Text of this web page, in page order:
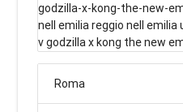
godzilla-x-kong-the-new-
nell emilia reggio nell emilia
v godzilla x kong the new
Roma